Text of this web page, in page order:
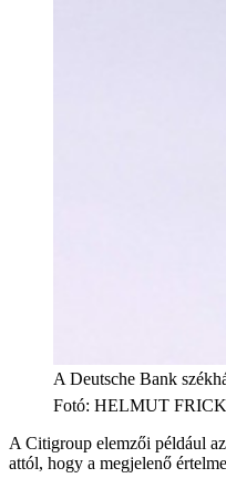
A Deutsche Bank
Fotó: HELMUT
A Citigroup elemzői például
attól, hogy a megjelenő